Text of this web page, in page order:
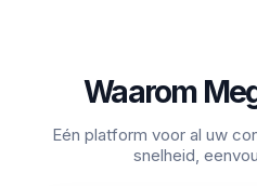
Waarom
Eén platform voor al uw
snelheid,